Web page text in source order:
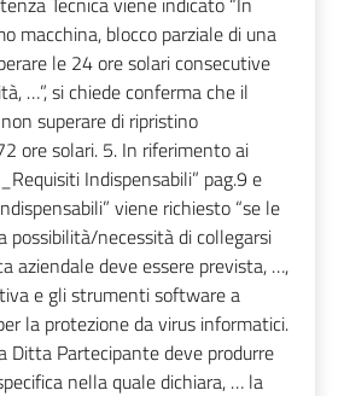
macchina, blocco parziale di una
le 24 ore solari consecutive
…”, si chiede conferma che il
superare di ripristino
ore solari. 5. In riferimento ai
Indispensabili” pag.9 e
viene richiesto “se le
possibilità/necessità di collegarsi
aziendale deve essere prevista, …,
e gli strumenti software a
la protezione da virus informatici.
Ditta Partecipante deve produrre
nella quale dichiara, … la